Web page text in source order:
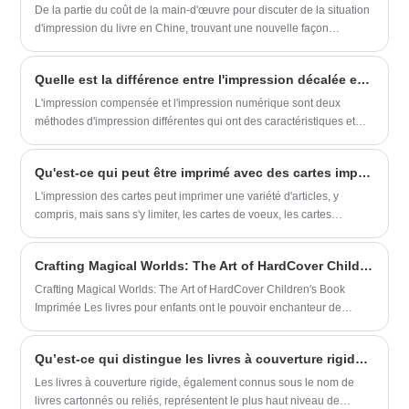
pas seulement des visuels étonnants,
mais donnent également la priorité au
d'édition, choisir Sunnywell pour votre
impression graphique d'impression
signifie faire un choix responsable et
exceptionnelle de votre produit final.
économiserons vos frais et votre
expédition à la livraison de temps. Un
échantillon de brocure gratuit est
disponible.
De la partie du coût de la main-d'œuvre pour discuter de la situation
d'impression du livre en Chine, trouvant une nouvelle façon
Quelle est la différence entre l'impression décalée et l'impression numérique?
L'impression compensée et l'impression numérique sont deux
méthodes d'impression différentes qui ont des caractéristiques et
Qu'est-ce qui peut être imprimé avec des cartes imprimées?
L'impression des cartes peut imprimer une variété d'articles, y
compris, mais sans s'y limiter, les cartes de voeux, les cartes
seulement pratiques, mais présentent également une créativité et un
goût uniques personnels.
Crafting Magical Worlds: The Art of HardCover Children's Book Imprimée
Crafting Magical Worlds: The Art of HardCover Children's Book
Imprimée Les livres pour enfants ont le pouvoir enchanteur de
contribuent à la magie de ces trésors littéraires, le choix de
l'impression, en particulier au format à couverture rigide, joue un
rôle central. Explorons l'art et la signification de l'impression du livre
Qu’est-ce qui distingue les livres à couverture rigide dans le secteur de l’édition ?
Les livres à couverture rigide, également connus sous le nom de
livres cartonnés ou reliés, représentent le plus haut niveau de